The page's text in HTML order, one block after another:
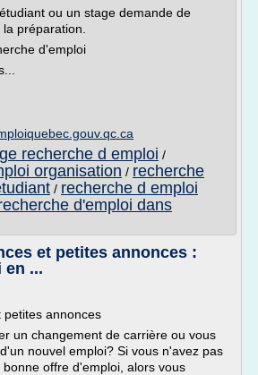
ou un stage demande de
préparation.
d'emploi
recherche d emploi /
organisation / recherche
/ recherche d emploi
d'emploi dans
et petites annonces :
en ...
petites annonces
un changement de carrière ou vous
nouvel emploi? Si vous n'avez pas
offre d'emploi, alors vous